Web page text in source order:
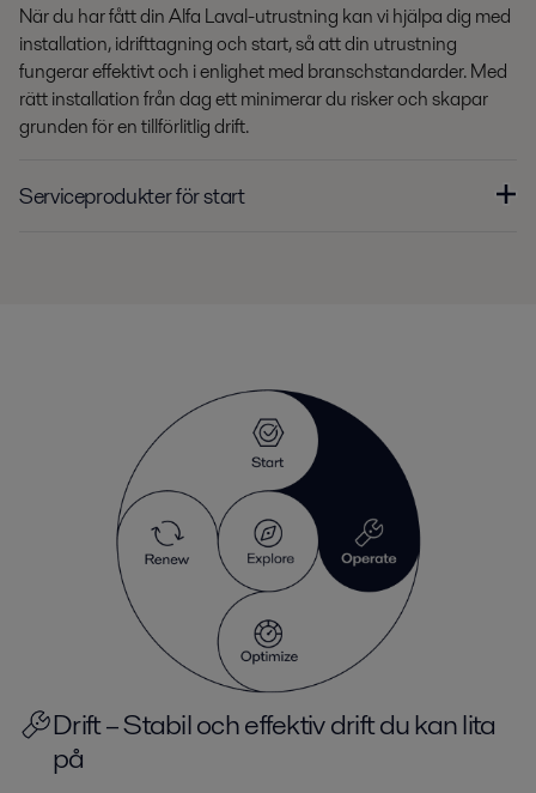
När du har fått din Alfa Laval-utrustning kan vi hjälpa dig med
installation, idrifttagning och start, så att din utrustning
fungerar effektivt och i enlighet med branschstandarder. Med
rätt installation från dag ett minimerar du risker och skapar
grunden för en tillförlitlig drift.
Serviceprodukter för start
Drift – Stabil och effektiv drift du kan lita
på